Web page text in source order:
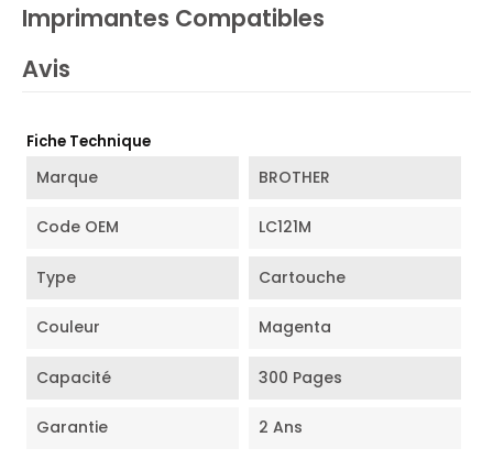
Imprimantes Compatibles
Avis
Fiche Technique
Marque BROTHER
Code OEM LC121M
Type Cartouche
Couleur Magenta
Capacité 300 Pages
Garantie 2 Ans